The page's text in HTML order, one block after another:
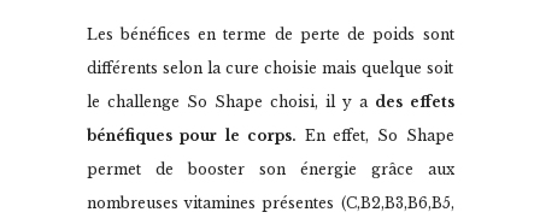
Les bénéfices en terme de perte de poids sont
différents selon la cure choisie mais quelque soit
le challenge So Shape choisi, il y a des effets
bénéfiques pour le corps. En effet, So Shape
permet de booster son énergie grâce aux
nombreuses vitamines présentes (C,B2,B3,B6,B5,